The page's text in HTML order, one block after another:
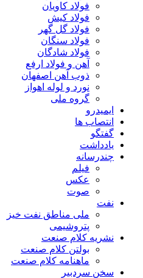
فولاد کاویان
فولاد کیش
فولاد گل گهر
فولاد سنگان
فولاد شادگان
آهن و فولاد ارفع
ذوب آهن اصفهان
نورد و لوله اهواز
گروه ملی
ایمیدرو
انتصاب ها
گفتگو
یادداشت
چندرسانه
فیلم
عکس
صوت
نفت
ملی مناطق نفت خیز
پتروشیمی
نشریه کلام صنعت
بولتن کلام صنعت
ماهنامه کلام صنعت
سخن سردبیر